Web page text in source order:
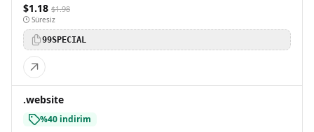
$1.18 $1.98
Süresiz
99SPECIAL
.website
%40 indirim